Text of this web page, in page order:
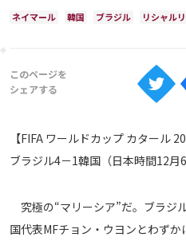
大会について
ネイマール 韓国 ブラジル リシャル
【FIFA ワールドカップ カタール
ブラジル4－1韓国（日本時間12月
究極の“マリーシア”だ。ブラジ
国代表MFチョン・ウヨンとわず